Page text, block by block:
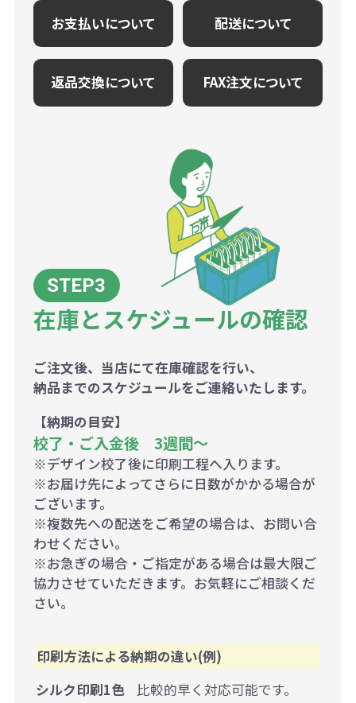
お支払いについて 配送について
返品交換について FAX注文について
在庫とスケジュールの確認
ご注文後、当店にて在庫確認を行い、
納品までのスケジュールをご連絡いたします。
【納期の目安】
校了・ご入金後 3週間～
※デザイン校了後に印刷工程へ入ります。
※お届け先によってさらに日数がかかる場合が
ございます。
※複数先への配送をご希望の場合は、お問い合
わせください。
※お急ぎの場合・ご指定がある場合は最大限ご
協力させていただきます。お気軽にご相談くだ
さい。
印刷方法による納期の違い(例)
シルク印刷1色
比較的早く対応可能です。